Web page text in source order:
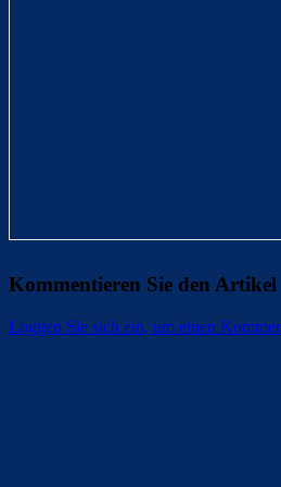
Kommentieren Sie den Artikel
Loggen Sie sich ein, um einen